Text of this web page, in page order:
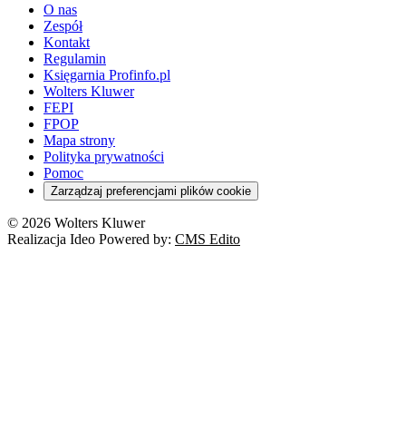
O nas
Zespół
Kontakt
Regulamin
Księgarnia Profinfo.pl
Wolters Kluwer
FEPI
FPOP
Mapa strony
Polityka prywatności
Pomoc
Zarządzaj preferencjami plików cookie
© 2026 Wolters Kluwer
Realizacja Ideo Powered by: CMS Edito